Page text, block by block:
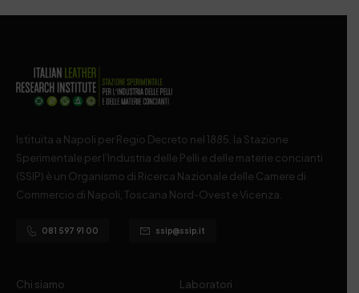
Istituita a Napoli per Regio Decreto nel 1885, la Stazione
Sperimentale per l’Industria delle Pelli e delle materie concianti
(SSIP) è un Organismo di Ricerca Nazionale delle Camere di
Commercio di Napoli, Toscana Nord-Ovest e Vicenza.
081 597 91 00 ssip@ssip.it
Chi siamo
Laboratori